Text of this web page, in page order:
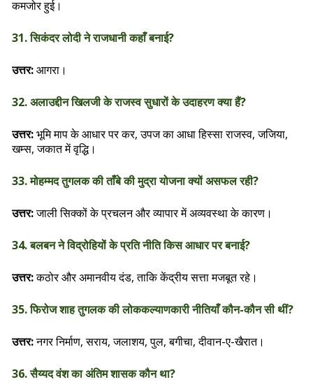
कमजोर हुई।
31. सिकंदर लोदी ने राजधानी कहाँ बनाई?
उत्तर:आगरा।
32. अलाउद्दीन खिलजी के राजस्व सुधारों के उदाहरण क्या हैं?
उत्तर:भूमि माप के आधार पर कर, उपज का आधा हिस्सा राजस्व, जजिया,
खम्स, जकात में वृद्धि।
33. मोहम्मद तुगलक की ताँबे की मुद्रा योजना क्यों असफल रही?
उत्तर:जाली सिक्कों के प्रचलन और व्यापार में अव्यवस्था के कारण।
34. बलबन ने विद्रोहियों के प्रति नीति किस आधार पर बनाई?
उत्तर:कठोर और अमानवीय दंड, ताकि केंद्रीय सत्ता मजबूत रहे।
35. फिरोज शाह तुगलक की लोककल्याणकारी नीतियाँ कौन-कौन सी थीं?
उत्तर:नगर निर्माण, सराय, जलाशय, पुल, बगीचा, दीवान-ए-खैरात।
36. सैय्यद वंश का अंतिम शासक कौन था?